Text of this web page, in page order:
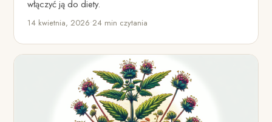
włączyć ją do diety.
14 kwietnia, 2026•24 min czytania